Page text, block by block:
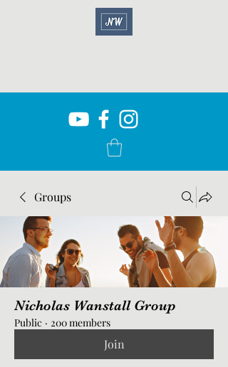
Groups
Nicholas Wanstall Group
Public · 200 members
Join